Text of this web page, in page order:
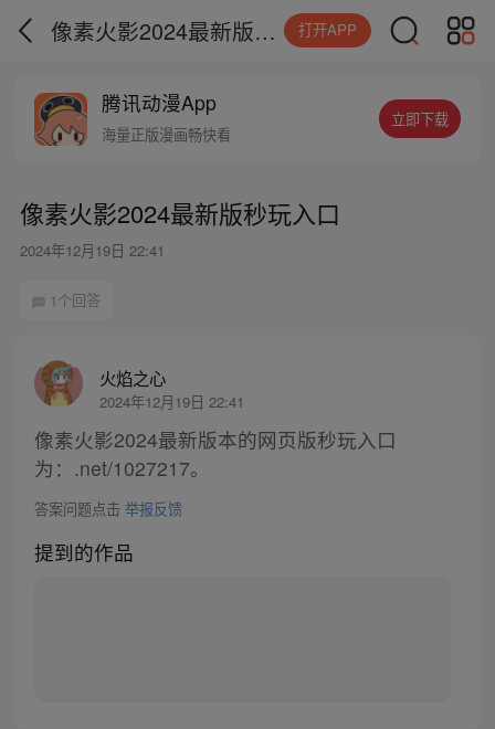
像素火影2024最新版秒玩入口 打开APP
腾讯动漫App
海量正版漫画畅快看
立即下载
像素火影2024最新版秒玩入口
2024年12月19日 22:41
1个回答
火焰之心
2024年12月19日 22:41
像素火影2024最新版本的网页版秒玩入口
为：.net/1027217。
答案问题点击 举报反馈
提到的作品